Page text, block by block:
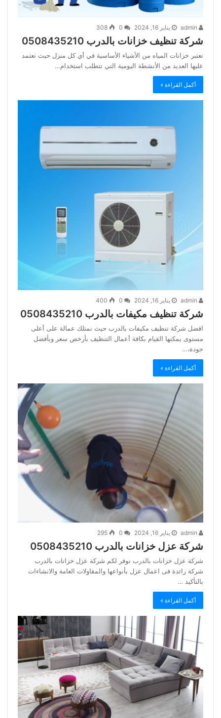
يناير 16, 2024 308
شركة تنظيف خزانات بالدرب 0508435210
تعتبر خزانات المياه من الأشياء الأساسية في أي كل منزل حيث تعتمد
عليها العديد من الأنشطة اليومية التي تتطلب استخدام…
أكمل القراءة »
يناير 16, 2024 400
شركة تنظيف مكيفات بالدرب 0508435210
افضل شركة تنظيف مكيفات بالدرب حيث نمتلك عمالة على أعلى
مستوى يمكنها القيام بكافة أعمال التنظيف بأرخص سعر وبأفضل
جودة،…
أكمل القراءة »
يناير 16, 2024 295
شركة عزل خزانات بالدرب 0508435210
شركة عزل خزانات بالدرب نوفر لكم شركة عزل خزانات بالدرب
شركة رائدة فى اعمال عزل بأنواعها والمقاولات العامة والانشاءات
بالتأكيد …
أكمل القراءة »